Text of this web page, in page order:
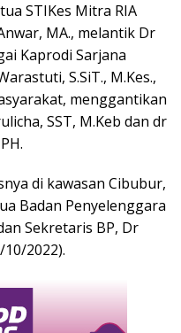
STIKes Mitra RIA
MA., melantik Dr
Kaprodi Sarjana
S.SiT., M.Kes.,
menggantikan
SST, M.Keb dan dr
di kawasan Cibubur,
Badan Penyelenggara
Sekretaris BP, Dr
2022).